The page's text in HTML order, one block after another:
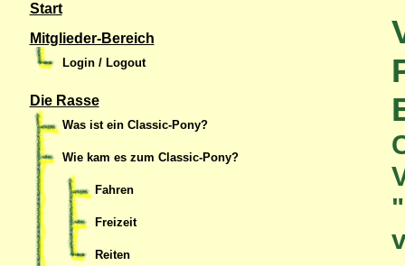
Start
Mitglieder-Bereich
Login / Logout
Die Rasse
Was ist ein Classic-Pony?
Wie kam es zum Classic-Pony?
Fahren
Freizeit
Reiten